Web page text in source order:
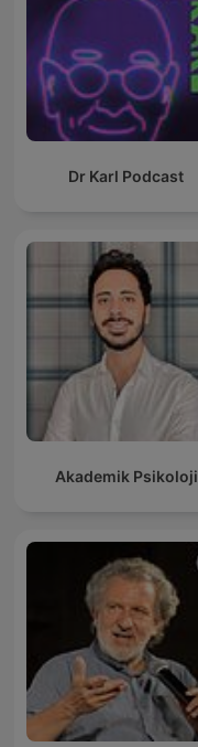
Dr Karl Podcast
Akademik Psikoloji